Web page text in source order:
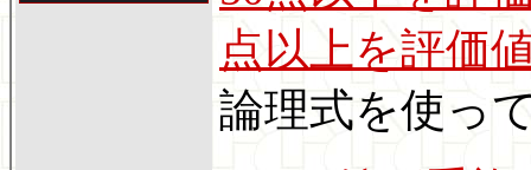
点以上を評価
論理式を使っ